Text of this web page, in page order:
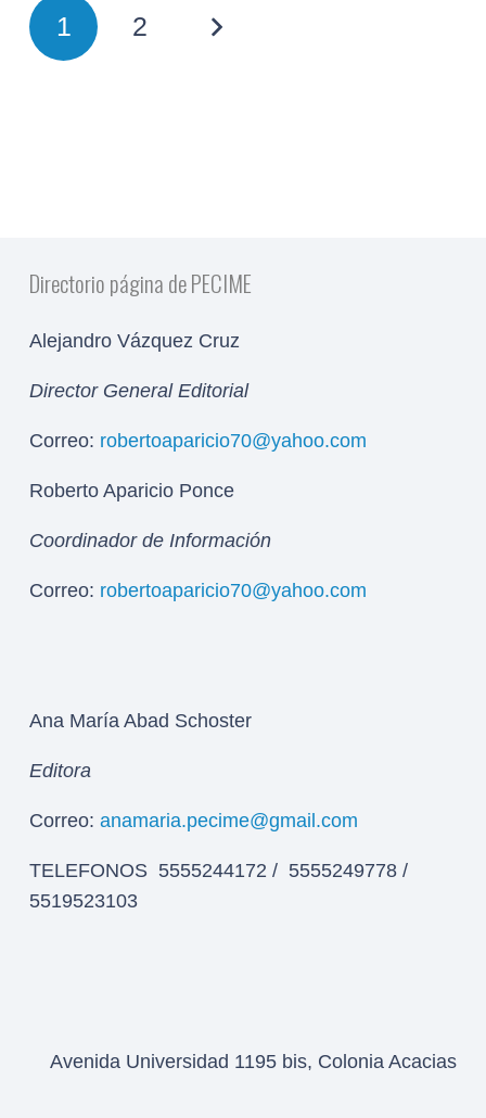
1 2
Directorio página de PECIME
Alejandro Vázquez Cruz
Director General Editorial
Correo: robertoaparicio70@yahoo.com
Roberto Aparicio Ponce
Coordinador de Información
Correo: robertoaparicio70@yahoo.com
Ana María Abad Schoster
Editora
Correo: anamaria.pecime@gmail.com
TELEFONOS 5555244172 / 5555249778 /
5519523103
Avenida Universidad 1195 bis, Colonia Acacias